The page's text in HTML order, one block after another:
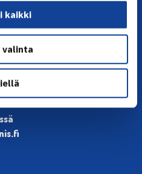
kaikki
valinta
tie 1, 00250 Helsinki